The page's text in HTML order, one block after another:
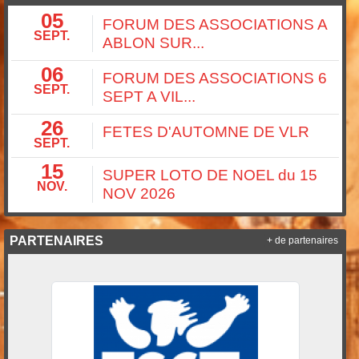
05
SEPT.
FORUM DES ASSOCIATIONS A
ABLON SUR...
06
SEPT.
FORUM DES ASSOCIATIONS 6
SEPT A VIL...
26
SEPT.
FETES D'AUTOMNE DE VLR
15
NOV.
SUPER LOTO DE NOEL du 15
NOV 2026
PARTENAIRES + de partenaires